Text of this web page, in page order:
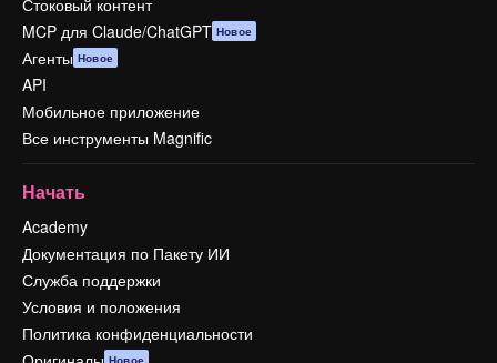
Стоковый контент
MCP для Claude/ChatGPT Новое
Агенты Новое
API
Мобильное приложение
Все инструменты Magnific
Начать
Academy
Документация по Пакету ИИ
Служба поддержки
Условия и положения
Политика конфиденциальности
Новое